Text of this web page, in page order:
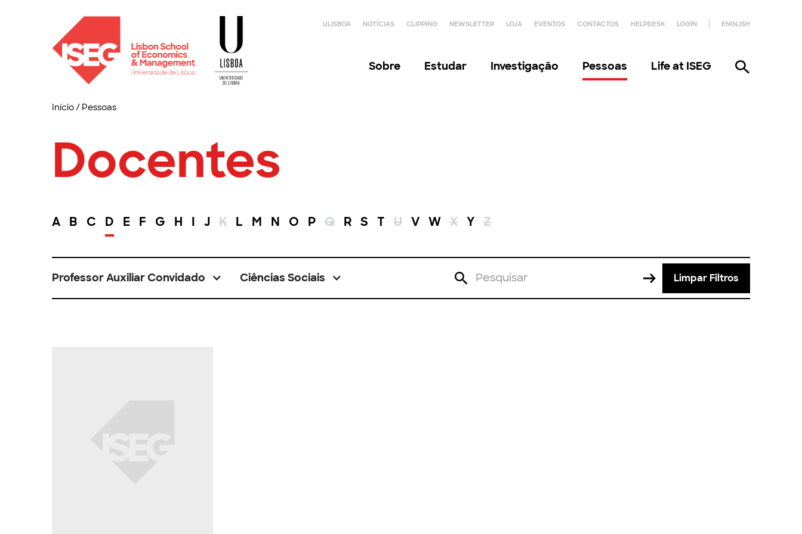
ULISBOA NOTÍCIAS CLIPPING NEWSLETTER LOJA EVENTOS CONTACTOS HELPDESK LOGIN ENGLISH
Sobre Estudar Investigação Pessoas Life at ISEG
Início/ Pessoas
Docentes
A B C D E F G H I J K L M N O P Q R S T U V W X Y Z
Professor Auxiliar Convidado Ciências Sociais Limpar Filtros